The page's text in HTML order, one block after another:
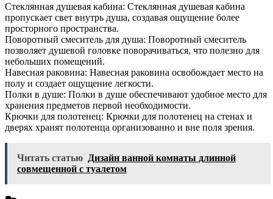
Стеклянная душевая кабина: Стеклянная душевая кабина
пропускает свет внутрь душа, создавая ощущение более
просторного пространства.
Поворотный смеситель для душа: Поворотный смеситель
позволяет душевой головке поворачиваться, что полезно для
небольших помещений.
Навесная раковина: Навесная раковина освобождает место на
полу и создает ощущение легкости.
Полки в душе: Полки в душе обеспечивают удобное место для
хранения предметов первой необходимости.
Крючки для полотенец: Крючки для полотенец на стенах и
дверях хранят полотенца организованно и вне поля зрения.
Читать статью Дизайн ванной комнаты длинной
совмещенной с туалетом